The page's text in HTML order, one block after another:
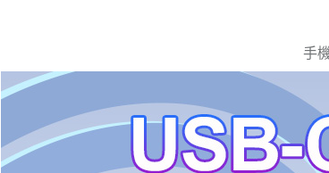
手